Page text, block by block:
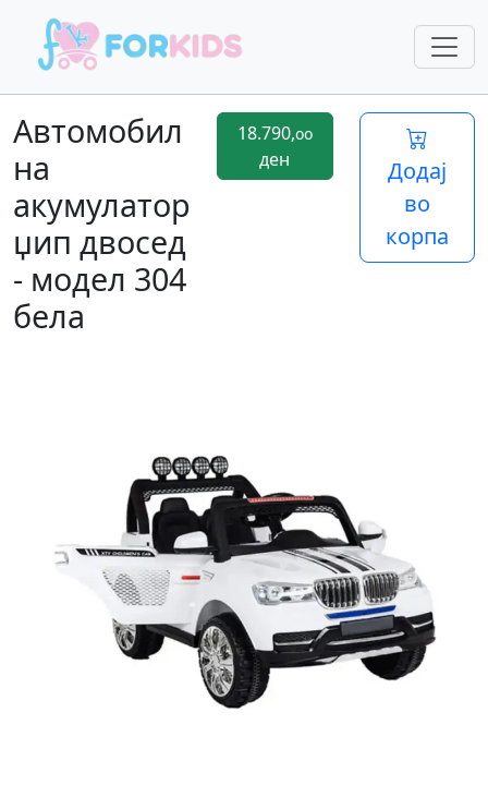
Автомобил
на
акумулатор
џип двосед
- модел 304
бела
18.790,oo
ден
Додај
во
корпа